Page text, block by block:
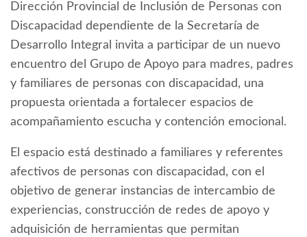
Dirección Provincial de Inclusión de Personas con
Discapacidad dependiente de la Secretaría de
Desarrollo Integral invita a participar de un nuevo
encuentro del Grupo de Apoyo para madres, padres
y familiares de personas con discapacidad, una
propuesta orientada a fortalecer espacios de
acompañamiento escucha y contención emocional.
El espacio está destinado a familiares y referentes
afectivos de personas con discapacidad, con el
objetivo de generar instancias de intercambio de
experiencias, construcción de redes de apoyo y
adquisición de herramientas que permitan